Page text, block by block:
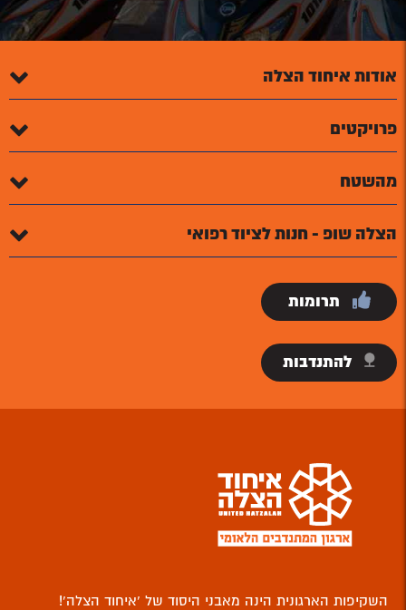
אודות איחוד הצלה
פרויקטים
מהשטח
הצלה שופ - חנות לציוד רפואי
תרומות
להתנדבות
השקיפות הארגונית הינה מאבני היסוד של ‘איחוד הצלה’!